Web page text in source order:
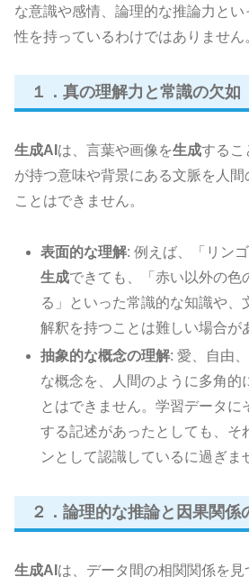
な意識や感情、論理的な推論力と
性を持っているわけではありません
１．真の理解力と常識の欠如
生成AI は、言葉や画像を生成するこ
が持つ意味や背景にある文脈を人
ことはできません。
表面的な理解: 例えば、「リン
生成できても、「赤い以外の色
る」といった常識的な知識や、
解釈を持つことは難しい場合が
抽象的な概念の理解: 愛、自由
な概念を、人間のように多角的
とはできません。学習データに
する記述があったとしても、そ
ンとして認識しているに過ぎま
２．論理的な推論と因果関係
生成AI は、データ間の相関関係を